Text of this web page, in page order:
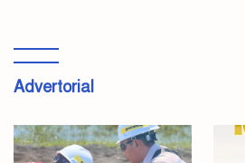
Advertorial